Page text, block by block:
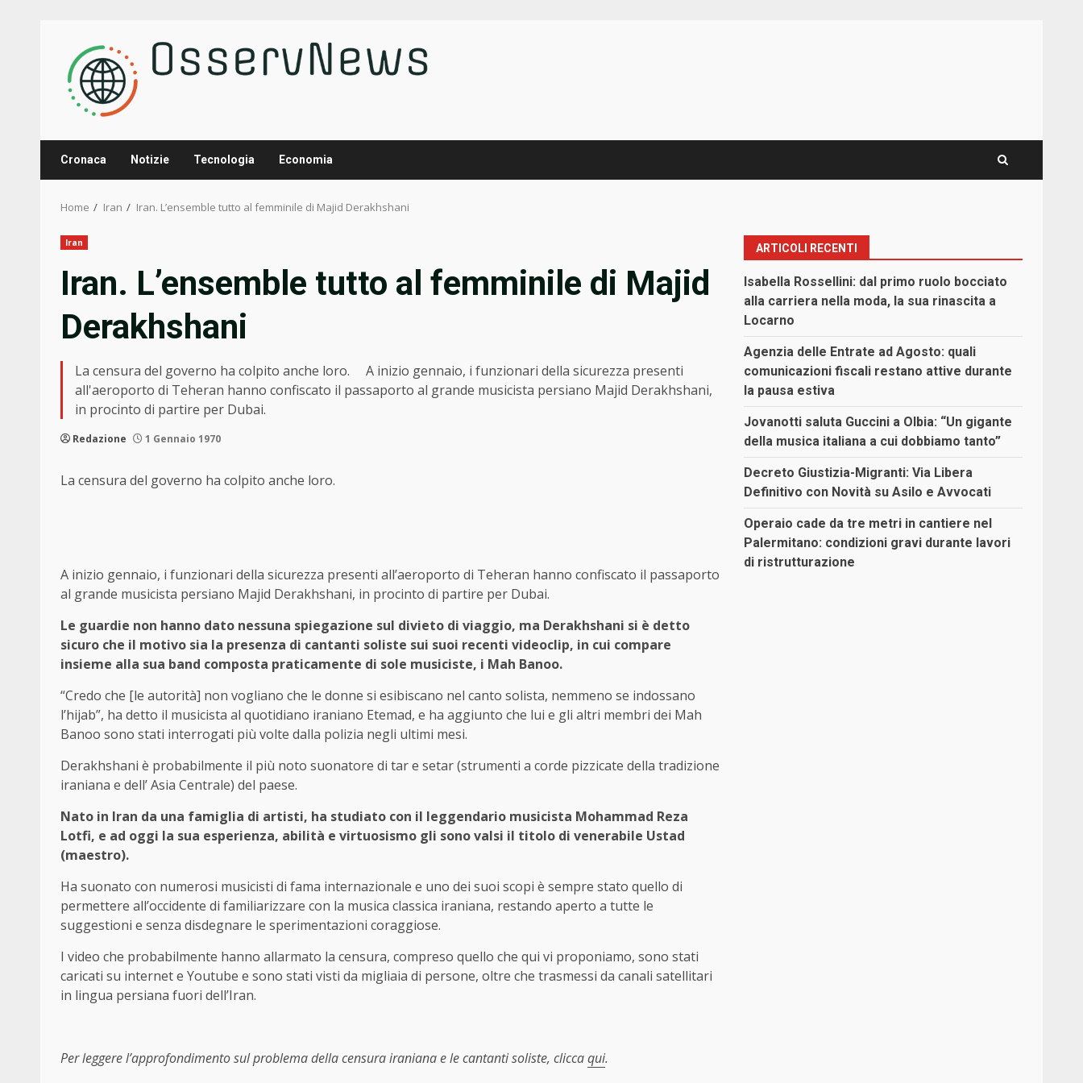
content
Cronaca Notizie Tecnologia Economia
Home Iran Iran. L’ensemble tutto al femminile di Majid Derakhshani
Iran
Iran. L’ensemble tutto al femminile di Majid
Derakhshani
La censura del governo ha colpito anche loro. A inizio gennaio, i funzionari della sicurezza presenti
all'aeroporto di Teheran hanno confiscato il passaporto al grande musicista persiano Majid Derakhshani,
in procinto di partire per Dubai.
Redazione 1 Gennaio 1970
La censura del governo ha colpito anche loro.
A inizio gennaio, i funzionari della sicurezza presenti all’aeroporto di Teheran hanno confiscato il passaporto
al grande musicista persiano Majid Derakhshani, in procinto di partire per Dubai.
Le guardie non hanno dato nessuna spiegazione sul divieto di viaggio, ma Derakhshani si è detto
sicuro che il motivo sia la presenza di cantanti soliste sui suoi recenti videoclip, in cui compare
insieme alla sua band composta praticamente di sole musiciste, i Mah Banoo.
“Credo che [le autorità] non vogliano che le donne si esibiscano nel canto solista, nemmeno se indossano
l’hijab”, ha detto il musicista al quotidiano iraniano Etemad, e ha aggiunto che lui e gli altri membri dei Mah
Banoo sono stati interrogati più volte dalla polizia negli ultimi mesi.
Derakhshani è probabilmente il più noto suonatore di tar e setar (strumenti a corde pizzicate della tradizione
iraniana e dell’ Asia Centrale) del paese.
Nato in Iran da una famiglia di artisti, ha studiato con il leggendario musicista Mohammad Reza
Lotfi, e ad oggi la sua esperienza, abilità e virtuosismo gli sono valsi il titolo di venerabile Ustad
(maestro).
Ha suonato con numerosi musicisti di fama internazionale e uno dei suoi scopi è sempre stato quello di
permettere all’occidente di familiarizzare con la musica classica iraniana, restando aperto a tutte le
suggestioni e senza disdegnare le sperimentazioni coraggiose.
I video che probabilmente hanno allarmato la censura, compreso quello che qui vi proponiamo, sono stati
caricati su internet e Youtube e sono stati visti da migliaia di persone, oltre che trasmessi da canali satellitari
in lingua persiana fuori dell’Iran.
Per leggere l’approfondimento sul problema della censura iraniana e le cantanti soliste, cliccaqui.
ARTICOLI RECENTI
Isabella Rossellini: dal primo ruolo bocciato
alla carriera nella moda, la sua rinascita a
Locarno
Agenzia delle Entrate ad Agosto: quali
comunicazioni fiscali restano attive durante
la pausa estiva
Jovanotti saluta Guccini a Olbia: “Un gigante
della musica italiana a cui dobbiamo tanto”
Decreto Giustizia-Migranti: Via Libera
Definitivo con Novità su Asilo e Avvocati
Operaio cade da tre metri in cantiere nel
Palermitano: condizioni gravi durante lavori
di ristrutturazione